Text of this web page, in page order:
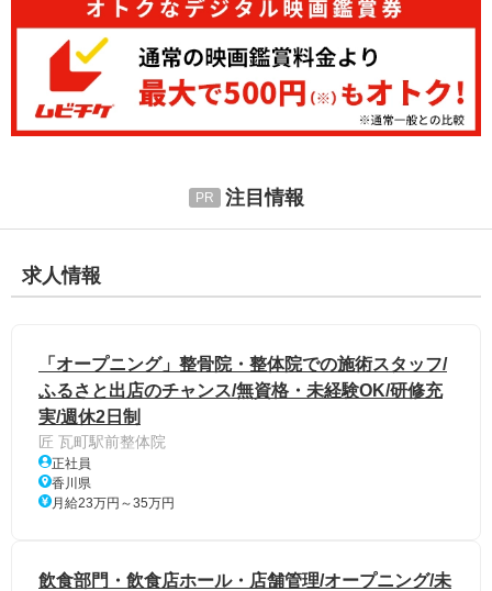
注目情報
求人情報
「オープニング」整骨院・整体院での施術スタッフ/
ふるさと出店のチャンス/無資格・未経験OK/研修充
実/週休2日制
匠 瓦町駅前整体院
正社員
香川県
月給23万円～35万円
飲食部門・飲食店ホール・店舗管理/オープニング/未